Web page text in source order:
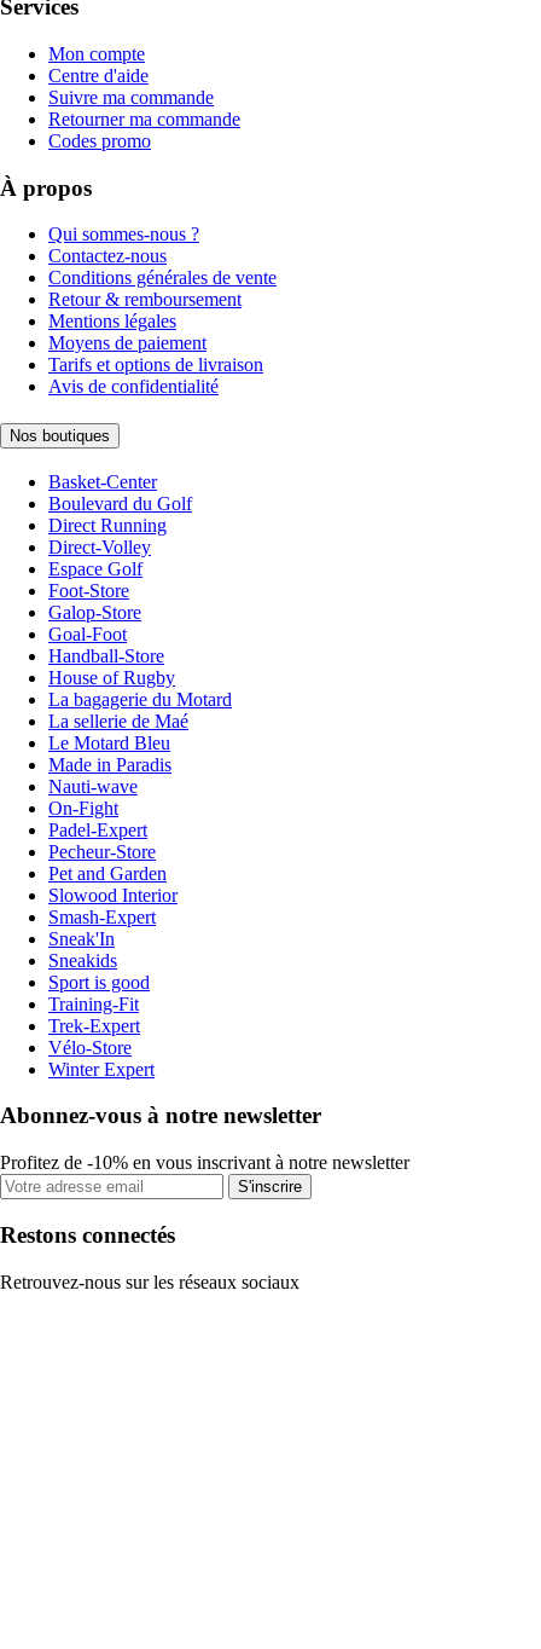
Services
Mon compte
Centre d'aide
Suivre ma commande
Retourner ma commande
Codes promo
À propos
Qui sommes-nous ?
Contactez-nous
Conditions générales de vente
Retour & remboursement
Mentions légales
Moyens de paiement
Tarifs et options de livraison
Avis de confidentialité
Nos boutiques
Basket-Center
Boulevard du Golf
Direct Running
Direct-Volley
Espace Golf
Foot-Store
Galop-Store
Goal-Foot
Handball-Store
House of Rugby
La bagagerie du Motard
La sellerie de Maé
Le Motard Bleu
Made in Paradis
Nauti-wave
On-Fight
Padel-Expert
Pecheur-Store
Pet and Garden
Slowood Interior
Smash-Expert
Sneak'In
Sneakids
Sport is good
Training-Fit
Trek-Expert
Vélo-Store
Winter Expert
Abonnez-vous à notre newsletter
Profitez de -10% en vous inscrivant à notre newsletter
S'inscrire
Restons connectés
Retrouvez-nous sur les réseaux sociaux